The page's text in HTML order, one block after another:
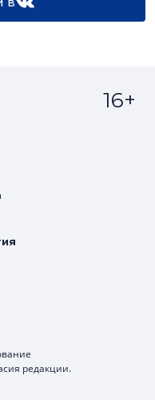
16+
редакции.